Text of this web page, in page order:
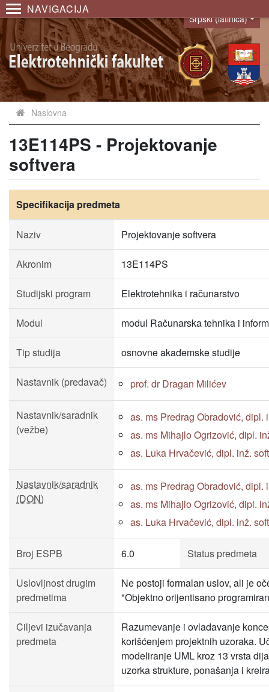
NAVIGACIJA
Language
Srpski (latinica)
Naslovna
13E114PS - Projektovanje
softvera
Specifikacija predmeta
Naziv Projektovanje softvera
Akronim 13E114PS
Studijski program Elektrotehnika i računarstvo
Modul modul Računarska tehnika i
Tip studija osnovne akademske studije
Nastavnik (predavač) prof. dr Dragan Milićev
Nastavnik/saradnik
(vežbe)
as. ms Predrag Obradović, dipl.
as. ms Mihajlo Ogrizović, dipl.
as. Luka Hrvačević, dipl. inž.
Nastavnik/saradnik
(DON)
as. ms Predrag Obradović, dipl.
as. ms Mihajlo Ogrizović, dipl.
as. Luka Hrvačević, dipl. inž.
Broj ESPB 6.0 Status predmeta
Uslovljnost drugim
predmetima
Ne postoji formalan uslov, ali je
"Objektno orijentisano
Ciljevi izučavanja
predmeta
Razumevanje i ovladavanje
korišćenjem projektnih uzoraka.
modeliranje UML kroz 13 vrsta
uzorka strukture, ponašanja i